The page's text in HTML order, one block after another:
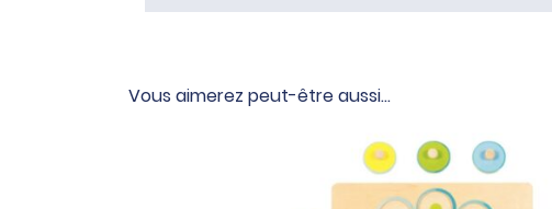
Vous aimerez peut-être aussi…